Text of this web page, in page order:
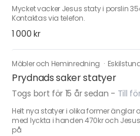
Mycket vacker Jesus staty i porslin
Kontaktas via telefon.
1 000 kr
Möbler och Heminredning ·
Prydnads saker statyer
Togs bort för 15 år sedan - Till
Helt nya statyer i olika former änglar
med lyckta i handen 470kr och
på